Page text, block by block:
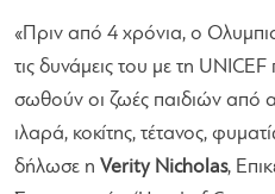
«Πριν από 4 χρόνια, ο
τις δυνάμεις του με τη
σωθούν οι ζωές παιδιών από
ιλαρά, κοκίτης, τέτανος,
δήλωσε η Verity Nicholas,